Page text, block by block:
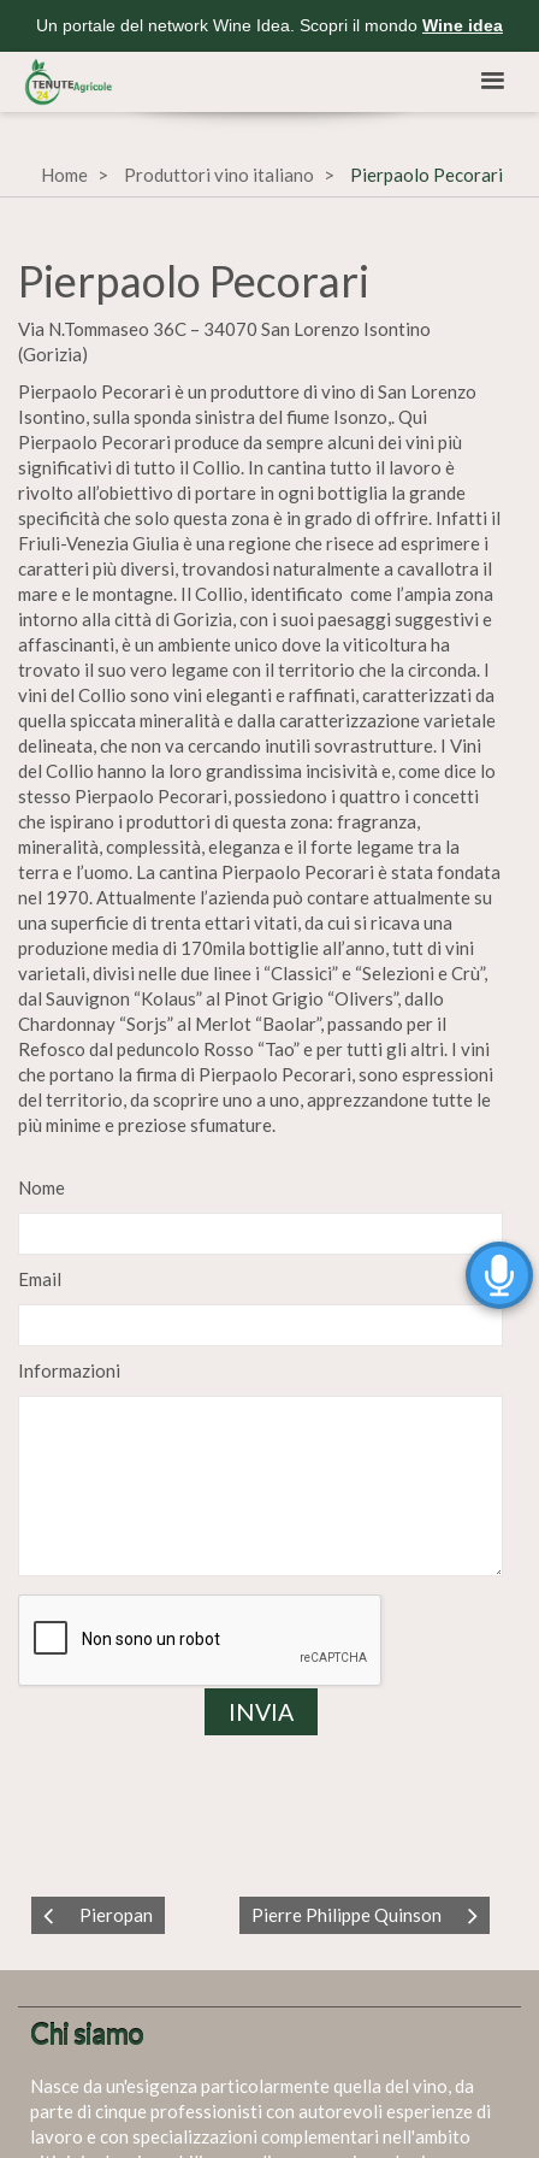
Un portale del network Wine Idea. Scopri il mondo Wine idea
Home Produttori vino italiano Pierpaolo Pecorari
Pierpaolo Pecorari
Via N.Tommaseo 36C – 34070 San Lorenzo Isontino
(Gorizia)
Pierpaolo Pecorari è un produttore di vino di San Lorenzo
Isontino, sulla sponda sinistra del fiume Isonzo,. Qui
Pierpaolo Pecorari produce da sempre alcuni dei vini più
significativi di tutto il Collio. In cantina tutto il lavoro è
rivolto all’obiettivo di portare in ogni bottiglia la grande
specificità che solo questa zona è in grado di offrire. Infatti il
Friuli-Venezia Giulia è una regione che risece ad esprimere i
caratteri più diversi, trovandosi naturalmente a cavallotra il
mare e le montagne. Il Collio, identificato come l’ampia zona
intorno alla città di Gorizia, con i suoi paesaggi suggestivi e
affascinanti, è un ambiente unico dove la viticoltura ha
trovato il suo vero legame con il territorio che la circonda. I
vini del Collio sono vini eleganti e raffinati, caratterizzati da
quella spiccata mineralità e dalla caratterizzazione varietale
delineata, che non va cercando inutili sovrastrutture. I Vini
del Collio hanno la loro grandissima incisività e, come dice lo
stesso Pierpaolo Pecorari, possiedono i quattro i concetti
che ispirano i produttori di questa zona: fragranza,
mineralità, complessità, eleganza e il forte legame tra la
terra e l’uomo. La cantina Pierpaolo Pecorari è stata fondata
nel 1970. Attualmente l’azienda può contare attualmente su
una superficie di trenta ettari vitati, da cui si ricava una
produzione media di 170mila bottiglie all’anno, tutt di vini
varietali, divisi nelle due linee i “Classici” e “Selezioni e Crù”,
dal Sauvignon “Kolaus” al Pinot Grigio “Olivers”, dallo
Chardonnay “Sorjs” al Merlot “Baolar”, passando per il
Refosco dal peduncolo Rosso “Tao” e per tutti gli altri. I vini
che portano la firma di Pierpaolo Pecorari, sono espressioni
del territorio, da scoprire uno a uno, apprezzandone tutte le
più minime e preziose sfumature.
Nome
Email
Informazioni
Pieropan Pierre Philippe Quinson
Chi siamo
Nasce da un'esigenza particolarmente quella del vino, da
parte di cinque professionisti con autorevoli esperienze di
lavoro e con specializzazioni complementari nell'ambito